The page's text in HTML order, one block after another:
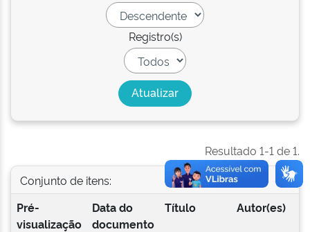
Registro(s)
Resultado 1-1 de 1.
Conjunto de itens:
Pré-
visualização
Data do
documento
Título Autor(es)